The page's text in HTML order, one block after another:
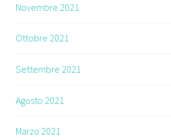
Novembre 2021
Ottobre 2021
Settembre 2021
Agosto 2021
Marzo 2021